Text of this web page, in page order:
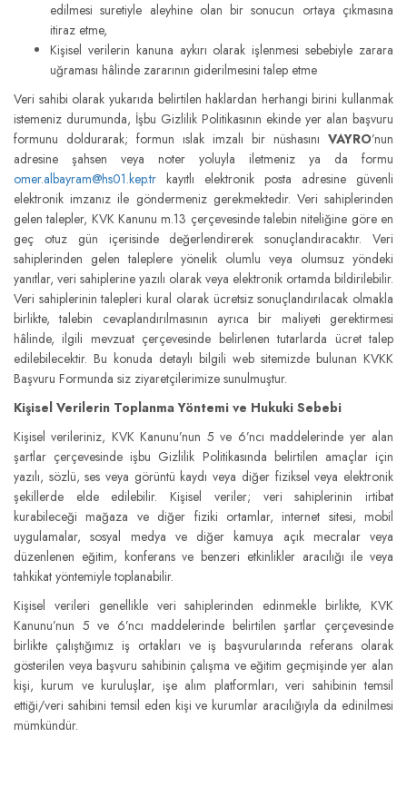
edilmesi suretiyle aleyhine olan bir sonucun ortaya çıkmasına
itiraz etme,
Kişisel verilerin kanuna aykırı olarak işlenmesi sebebiyle zarara
uğraması hâlinde zararının giderilmesini talep etme
Veri sahibi olarak yukarıda belirtilen haklardan herhangi birini kullanmak
istemeniz durumunda, İşbu Gizlilik Politikasının ekinde yer alan başvuru
formunu doldurarak; formun ıslak imzalı bir nüshasını VAYRO’nun
adresine şahsen veya noter yoluyla iletmeniz ya da formu
omer.albayram@hs01.kep.tr kayıtlı elektronik posta adresine güvenli
elektronik imzanız ile göndermeniz gerekmektedir. Veri sahiplerinden
gelen talepler, KVK Kanunu m.13 çerçevesinde talebin niteliğine göre en
geç otuz gün içerisinde değerlendirerek sonuçlandıracaktır. Veri
sahiplerinden gelen taleplere yönelik olumlu veya olumsuz yöndeki
yanıtlar, veri sahiplerine yazılı olarak veya elektronik ortamda bildirilebilir.
Veri sahiplerinin talepleri kural olarak ücretsiz sonuçlandırılacak olmakla
birlikte, talebin cevaplandırılmasının ayrıca bir maliyeti gerektirmesi
hâlinde, ilgili mevzuat çerçevesinde belirlenen tutarlarda ücret talep
edilebilecektir. Bu konuda detaylı bilgili web sitemizde bulunan KVKK
Başvuru Formunda siz ziyaretçilerimize sunulmuştur.
Kişisel Verilerin Toplanma Yöntemi ve Hukuki Sebebi
Kişisel verileriniz, KVK Kanunu’nun 5 ve 6’ncı maddelerinde yer alan
şartlar çerçevesinde işbu Gizlilik Politikasında belirtilen amaçlar için
yazılı, sözlü, ses veya görüntü kaydı veya diğer fiziksel veya elektronik
şekillerde elde edilebilir. Kişisel veriler; veri sahiplerinin irtibat
kurabileceği mağaza ve diğer fiziki ortamlar, internet sitesi, mobil
uygulamalar, sosyal medya ve diğer kamuya açık mecralar veya
düzenlenen eğitim, konferans ve benzeri etkinlikler aracılığı ile veya
tahkikat yöntemiyle toplanabilir.
Kişisel verileri genellikle veri sahiplerinden edinmekle birlikte, KVK
Kanunu’nun 5 ve 6’ncı maddelerinde belirtilen şartlar çerçevesinde
birlikte çalıştığımız iş ortakları ve iş başvurularında referans olarak
gösterilen veya başvuru sahibinin çalışma ve eğitim geçmişinde yer alan
kişi, kurum ve kuruluşlar, işe alım platformları, veri sahibinin temsil
ettiği/veri sahibini temsil eden kişi ve kurumlar aracılığıyla da edinilmesi
mümkündür.